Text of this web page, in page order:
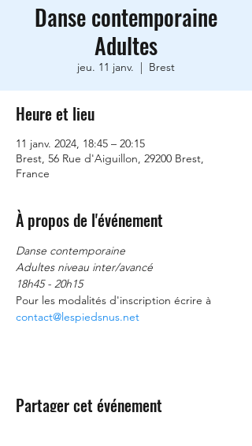
Danse contemporaine
Adultes
jeu. 11 janv.
  |
Brest
Heure et lieu
11 janv. 2024, 18:45 – 20:15
Brest, 56 Rue d'Aiguillon, 29200 Brest,
France
À propos de l'événement
Danse contemporaine
Adultes niveau inter/avancé
18h45 - 20h15
Pour les modalités d'inscription écrire à
contact@lespiedsnus.net
Partager cet événement